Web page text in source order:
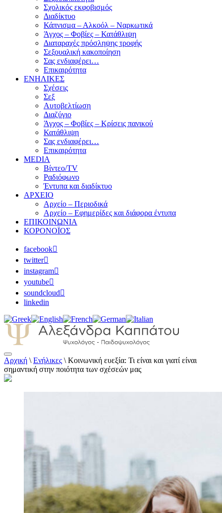
Σχολικός εκφοβισμός
Διαδίκτυο
Κάπνισμα – Αλκοόλ – Ναρκωτικά
Άγχος – Φοβίες – Κατάθλιψη
Διαταραχές πρόσληψης τροφής
Σεξουαλική κακοποίηση
Σας ενδιαφέρει…
Επικαιρότητα
ΕΝΗΛΙΚΕΣ
Σχέσεις
Σεξ
Αυτοβελτίωση
Διαζύγιο
Άγχος – Φοβίες – Κρίσεις πανικού
Κατάθλιψη
Σας ενδιαφέρει…
Επικαιρότητα
MEDIA
Βίντεο/TV
Ραδιόφωνο
Έντυπα και διαδίκτυο
ΑΡΧΕΙΟ
Αρχείο – Περιοδικά
Αρχείο – Εφημερίδες και διάφορα έντυπα
ΕΠΙΚΟΙΝΩΝΙΑ
ΚΟΡΟΝΟΪΟΣ
facebook
twitter
instagram
youtube
soundcloud
linkedin
Αλεξάνδρα Καππάτου Ψυχολόγος –
Παιδοψυχολόγος
Αρχική \ Ενήλικες \ Κοινωνική ευεξία: Τι είναι και γιατί είναι
σημαντική στην ποιότητα των σχέσεών μας